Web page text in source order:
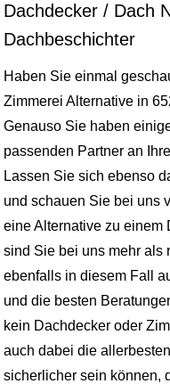
Dachdecker / Dach
Dachbeschichter
Haben Sie einmal
Zimmerei Alternative in
Genauso Sie haben
passenden Partner an
Lassen Sie sich ebenso
und schauen Sie bei uns
eine Alternative zu einem
sind Sie bei uns mehr als
ebenfalls in diesem Fall
und die besten
kein Dachdecker oder
auch dabei die
sicherlicher sein können,